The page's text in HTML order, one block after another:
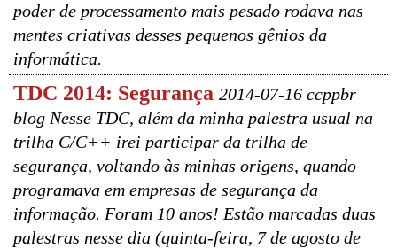
poder de processamento mais pesado rodava nas
mentes criativas desses pequenos gênios da
informática.
TDC 2014: Segurança 2014-07-16 ccppbr
blog Nesse TDC, além da minha palestra usual na
trilha C/C++ irei participar da trilha de
segurança, voltando às minhas origens, quando
programava em empresas de segurança da
informação. Foram 10 anos! Estão marcadas duas
palestras nesse dia (quinta-feira, 7 de agosto de